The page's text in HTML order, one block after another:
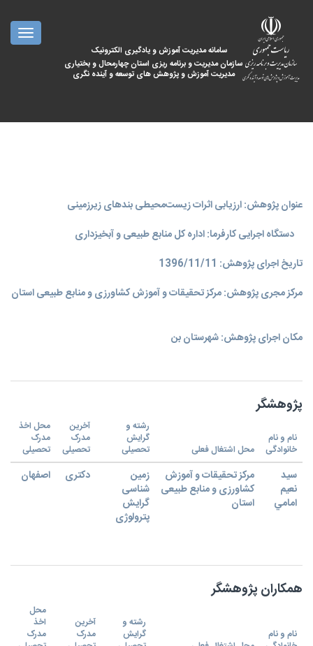
سامانه مدیریت آموزش و یادگیری الکترونیک
سازمان مدیریت و برنامه ریزی استان چهارمحال و بختیاری
مدیریت آموزش و پژوهش های توسعه و آینده نگری
عنوان پژوهش: ارزیابی اثرات زیست‌محیطی بندهای زیرزمینی
دستگاه اجرایی کارفرما: اداره کل منابع طبیعی و آبخیزداری
تاریخ اجرای پژوهش: 1396/11/11
مرکز مجری پژوهش: مرکز تحقیقات و آموزش کشاورزی و منابع طبیعی استان
مکان اجرای پژوهش: شهرستان بن
پژوهشگر
نام و نام
خانوادگی
محل اشتغال فعلی
رشته و
گرایش
تحصیلی
آخرین
مدرک
تحصیلی
محل اخذ
مدرک
تحصیلی
سيد
نعيم
امامي
مرکز تحقیقات و آموزش
کشاورزی و منابع طبیعی
استان
زمین
شناسی
گرایش
پترولوژی
دکتری اصفهان
همکاران پژوهشگر
نام و نام
رشته و
گرایش
آخرین
مدرک
محل
اخذ
مدرک